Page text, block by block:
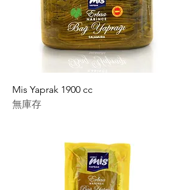
Mis Yaprak 1900 cc
無庫存